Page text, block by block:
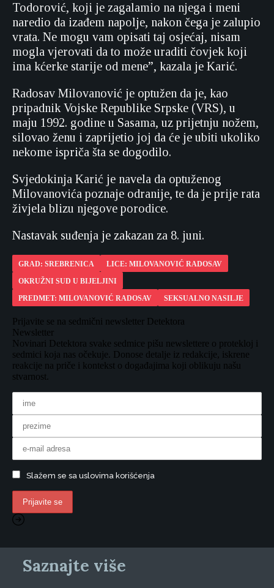
Todorović, koji je zagalamio na njega i meni
naredio da izađem napolje, nakon čega je zalupio
vrata. Ne mogu vam opisati taj osjećaj, nisam
mogla vjerovati da to može uraditi čovjek koji
ima kćerke starije od mene”, kazala je Karić.
Radosav Milovanović je optužen da je, kao
pripadnik Vojske Republike Srpske (VRS), u
maju 1992. godine u Sasama, uz prijetnju nožem,
silovao ženu i zaprijetio joj da će je ubiti ukoliko
nekome ispriča šta se dogodilo.
Svjedokinja Karić je navela da optuženog
Milovanovića poznaje odranije, te da je prije rata
živjela blizu njegove porodice.
Nastavak suđenja je zakazan za 8. juni.
GRAD: SREBRENICA
LICE: MILOVANOVIĆ RADOSAV
OKRUŽNI SUD U BIJELJINI
PREDMET: MILOVANOVIĆ RADOSAV
SEKSUALNO NASILJE
Prijavite se na sedmični newsletter Detektora
Newsletter
Novinari Detektora svake sedmice pišu newslettere o protekloj i
sedmici koja nas očekuje. Donose detalje iz redakcije, iskrene
reakcije na priče i kontekst o događajima koji oblikuju našu
stvarnost.
Slažem se sa uslovima korišćenja
Saznajte više